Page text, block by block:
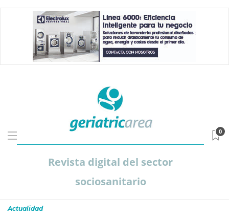
Revista digital del sector
sociosanitario
0
Actualidad